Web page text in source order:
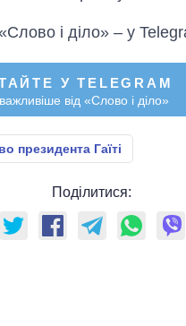
і діло» – у
У TELEGRAM
від «Слово і діло»
президента Гаїті
Поділитися: